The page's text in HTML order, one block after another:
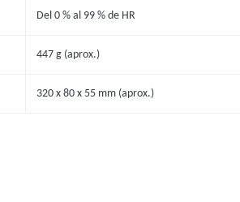
Del 0 % al 99 % de HR
447 g (aprox.)
320 x 80 x 55 mm (aprox.)